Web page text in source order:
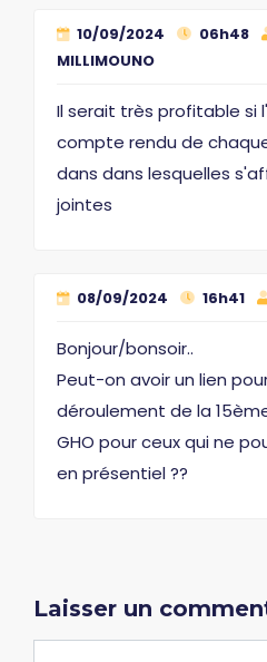
10/09/2024 06h48
MILLIMOUNO
Il serait très profitable si
compte rendu de
dans dans lesquelles
jointes
08/09/2024 16h41
Bonjour/bonsoir..
Peut-on avoir un lien
déroulement de la
GHO pour ceux qui ne
en présentiel ??
Laisser un